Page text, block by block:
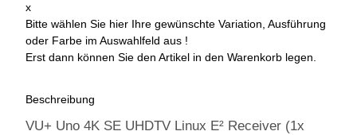
x
Bitte wählen Sie hier Ihre gewünschte Variation, Ausführung
oder Farbe im Auswahlfeld aus !
Erst dann können Sie den Artikel in den Warenkorb legen.
Beschreibung
VU+ Uno 4K SE UHDTV Linux E² Receiver (1x